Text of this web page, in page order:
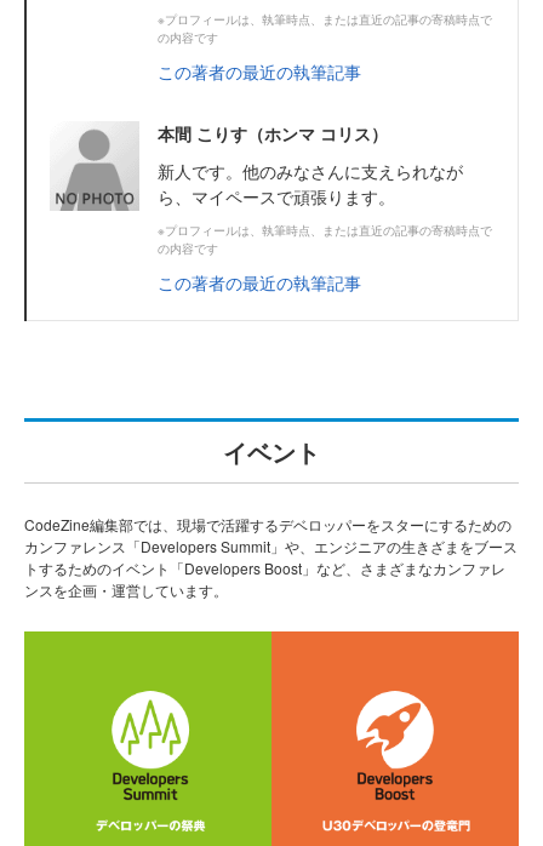
※プロフィールは、執筆時点、または直近の記事の寄稿時点で
の内容です
この著者の最近の執筆記事
本間 こりす（ホンマ コリス）
新人です。他のみなさんに支えられなが
ら、マイペースで頑張ります。
※プロフィールは、執筆時点、または直近の記事の寄稿時点で
の内容です
この著者の最近の執筆記事
イベント
CodeZine編集部では、現場で活躍するデベロッパーをスターにするための
カンファレンス「Developers Summit」や、エンジニアの生きざまをブース
トするためのイベント「Developers Boost」など、さまざまなカンファレ
ンスを企画・運営しています。